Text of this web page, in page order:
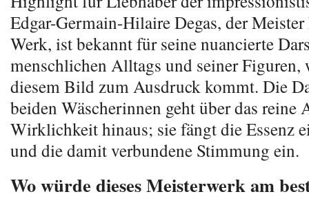
Edgar-Germain-Hilaire Degas, der
Werk, ist bekannt für seine nuancierte
menschlichen Alltags und seiner Figuren,
diesem Bild zum Ausdruck kommt. Die
beiden Wäscherinnen geht über das reine
Wirklichkeit hinaus; sie fängt die Essenz
und die damit verbundene Stimmung ein.
Wo würde dieses Meisterwerk am